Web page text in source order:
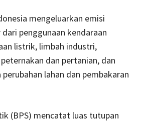
mengeluarkan emisi
penggunaan kendaraan
listrik, limbah industri,
dan pertanian, dan
lahan dan pembakaran
(BPS) mencatat luas tutupan